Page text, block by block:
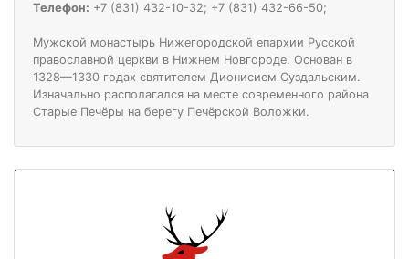
Телефон: +7 (831) 432-10-32; +7 (831) 432-66-50;
Мужской монастырь Нижегородской епархии Русской
православной церкви в Нижнем Новгороде. Основан в
1328—1330 годах святителем Дионисием Суздальским.
Изначально располагался на месте современного района
Старые Печёры на берегу Печёрской Воложки.